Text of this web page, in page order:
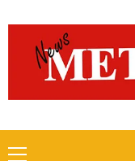
to
content
Primary